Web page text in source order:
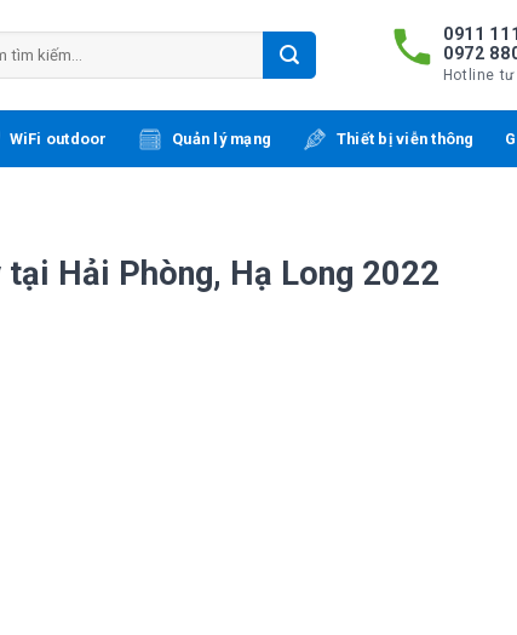
0911
0972
Hotline tư
WiFi outdoor Quản lý mạng Thiết bị viễn thông
Hải Phòng, Hạ Long 2022